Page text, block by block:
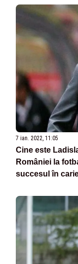
7 ian. 2022, 11:05
Cine este
României la
succesul în